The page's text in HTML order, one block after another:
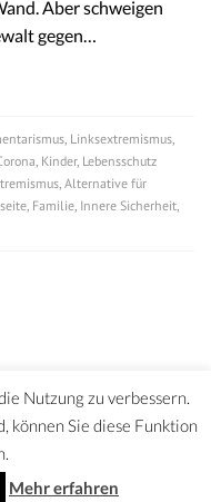
Aber schweigen
gegen…
, Linksextremismus,
, Kinder, Lebensschutz
, Alternative für
, Familie, Innere Sicherheit,
Nutzung zu verbessern.
können Sie diese Funktion
Mehr erfahren